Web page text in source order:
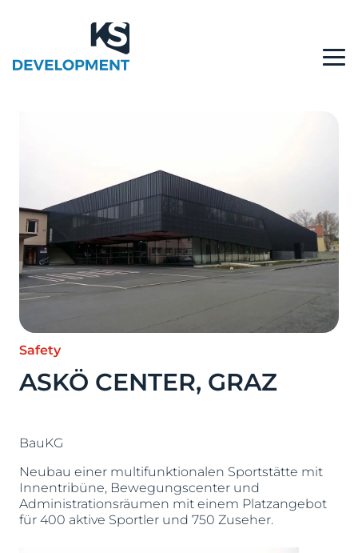
Safety
ASKÖ CENTER, GRAZ
BauKG
Neubau einer multifunktionalen Sportstätte mit
Innentribüne, Bewegungscenter und
Administrationsräumen mit einem Platzangebot
für 400 aktive Sportler und 750 Zuseher.